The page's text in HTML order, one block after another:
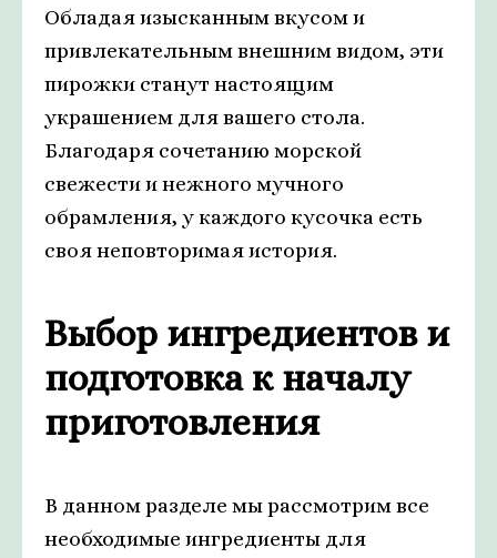
Обладая изысканным вкусом и
привлекательным внешним видом, эти
пирожки станут настоящим
украшением для вашего стола.
Благодаря сочетанию морской
свежести и нежного мучного
обрамления, у каждого кусочка есть
своя неповторимая история.
Выбор ингредиентов и
подготовка к началу
приготовления
В данном разделе мы рассмотрим все
необходимые ингредиенты для